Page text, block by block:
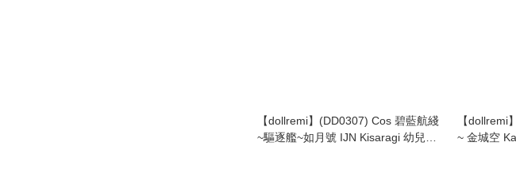
【dollremi】(DD0307) Cos 碧藍航綫
~驅逐艦~如月號 IJN Kisaragi 幼兒園
【dollremi
~ 金城空